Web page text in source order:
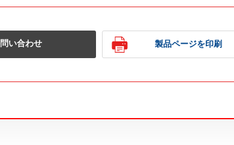
い合わせ 製品ページを印刷